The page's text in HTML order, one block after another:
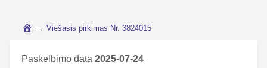
→ Viešasis pirkimas Nr. 3824015
Paskelbimo data 2025-07-24